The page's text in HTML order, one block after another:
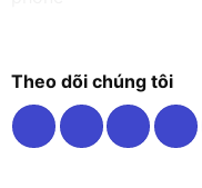
Theo dõi chúng tôi